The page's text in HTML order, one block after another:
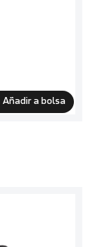
Añadir a bolsa